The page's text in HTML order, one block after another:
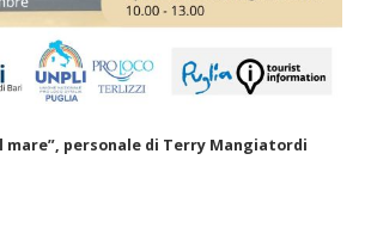
mare”, personale di Terry Mangiatordi